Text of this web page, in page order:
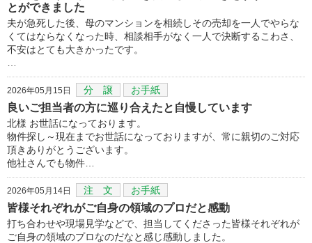
とができました
夫が急死した後、母のマンションを相続しその売却を一人でやらな
くてはならなくなった時、相談相手がなく一人で決断するこわさ、
不安はとても大きかったです。
2026年05月15日 分 譲 お手紙
良いご担当者の方に巡り合えたと自慢しています
北様 お世話になっております。
物件探し～現在までお世話になっておりますが、常に親切のご対応
頂きありがとうございます。
他社さんでも物件…
2026年05月14日 注 文 お手紙
皆様それぞれがご自身の領域のプロだと感動
打ち合わせや現場見学などで、担当してくださった皆様それぞれが
ご自身の領域のプロなのだなと感じ感動しました。